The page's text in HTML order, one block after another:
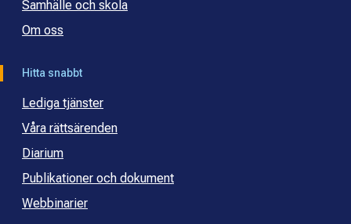
Samhälle och skola
Om oss
Hitta snabbt
Lediga tjänster
Våra rättsärenden
Diarium
Publikationer och dokument
Webbinarier